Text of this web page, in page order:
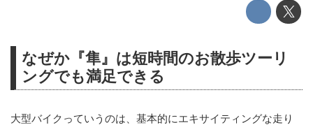
なぜか『隼』は短時間のお散歩ツーリ
ングでも満足できる
大型バイクっていうのは、基本的にエキサイティングな走り